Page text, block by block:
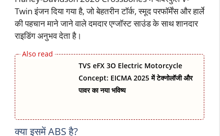
Twin इंजन दिया गया है, जो बेहतरीन टॉर्क, स्मूद परफॉर्मेंस और हार्ले
की पहचान माने जाने वाले दमदार एग्जॉस्ट साउंड के साथ शानदार
राइडिंग अनुभव देता है।
TVS eFX 3O Electric Motorcycle
Concept: EICMA 2025 में टेक्नोलॉजी और
पावर का नया भविष्य
क्या इसमें ABS है?